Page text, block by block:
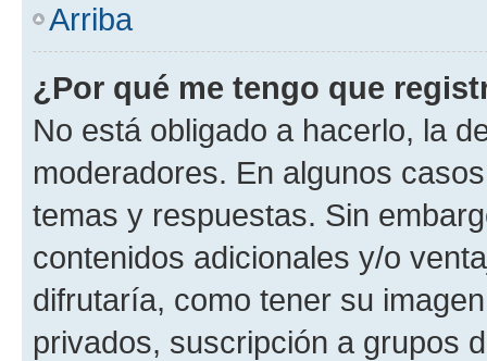
Arriba
¿Por qué me tengo que
No está obligado a hacerlo, la
moderadores. En algunos
temas y respuestas. Sin
contenidos adicionales y/o
difrutaría, como tener su
privados, suscripción a grupos